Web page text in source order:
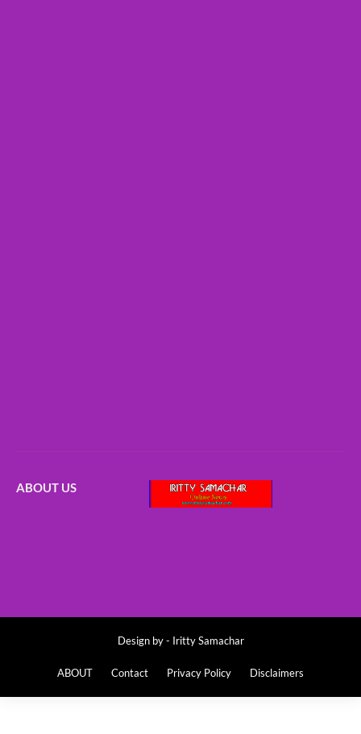
ABOUT US
Design by - Iritty Samachar
ABOUT Contact Privacy Policy Disclaimers